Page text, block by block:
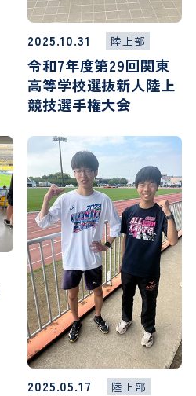
2025.10.31 陸上部
令和7年度第29回関東
高等学校選抜新人陸上
競技選手権大会
2025.05.17 陸上部